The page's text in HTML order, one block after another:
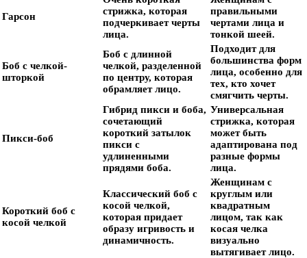
Гарсон
стрижка, которая
подчеркивает черты
лица.
правильными
чертами лица и
тонкой шеей.
Боб с челкой-
шторкой
Боб с длинной
челкой, разделенной
по центру, которая
обрамляет лицо.
Подходит для
большинства форм
лица, особенно для
тех, кто хочет
смягчить черты.
Пикси-боб
Гибрид пикси и боба,
сочетающий
короткий затылок
пикси с
удлиненными
прядями боба.
Универсальная
стрижка, которая
может быть
адаптирована под
разные формы
лица.
Короткий боб с
косой челкой
Классический боб с
косой челкой,
которая придает
образу игривость и
динамичность.
Женщинам с
круглым или
квадратным
лицом, так как
косая челка
визуально
вытягивает лицо.